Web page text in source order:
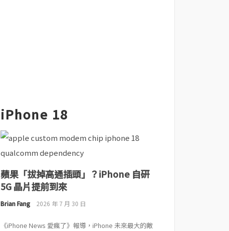
iPhone 18
蘋果「拔掉高通插頭」？iPhone 自研
5G 晶片提前到來
Brian Fang 2026 年 7 月 30 日
《iPhone News 愛瘋了》報導，iPhone 未來最大的敵